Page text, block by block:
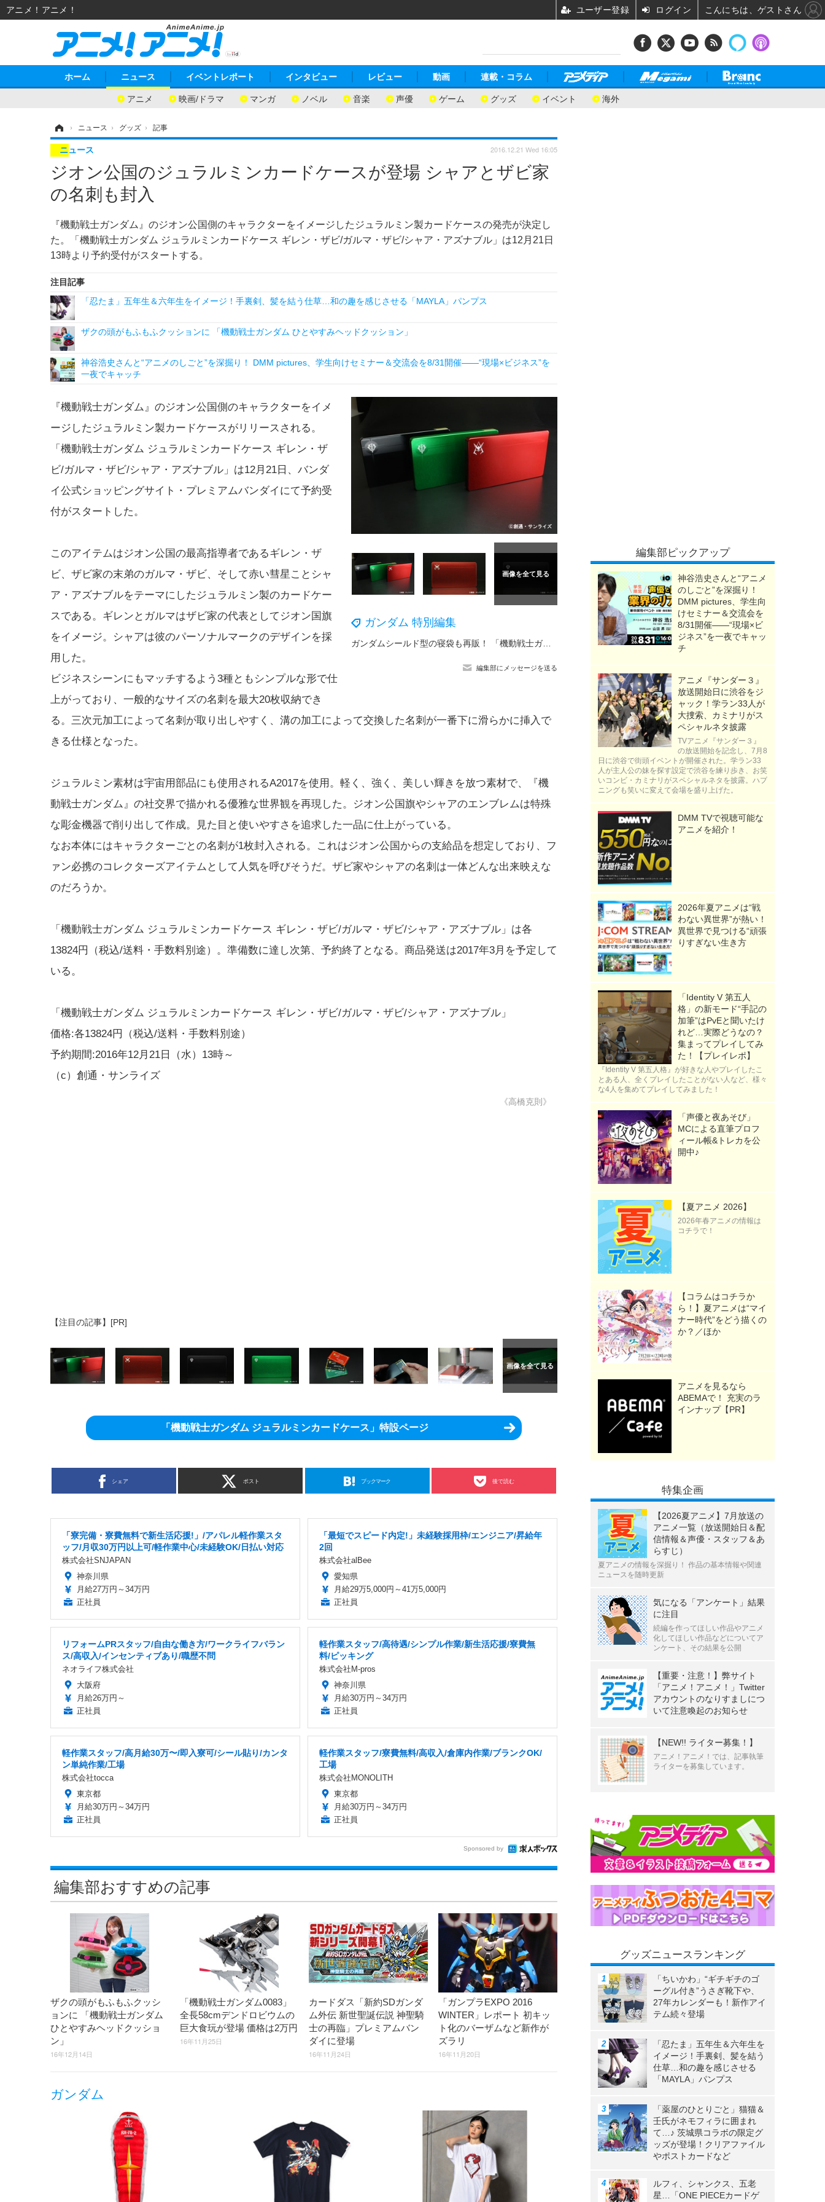
ホーム ニュース
アニメ 映画/ドラマ マンガ ノベル 音楽 声優 ゲーム グッズ イベント 海外
イベントレポート インタビュー レビュー 動画 連載・コラム
› ニュース › グッズ › 記事
ジオン公国のジュラルミンカードケースが登場 シャアとザビ家
の名刺も封入
『機動戦士ガンダム』のジオン公国側のキャラクターをイメージしたジュラルミン製カードケースの発売が決定し
た。「機動戦士ガンダム ジュラルミンカードケース ギレン・ザビ/ガルマ・ザビ/シャア・アズナブル」は12月21日
13時より予約受付がスタートする。
ニュース 2016.12.21 Wed 16:05
注目記事
「忍たま」五年生＆六年生をイメージ！手裏剣、髪を結う仕草…和の趣を感じさせる「MAYLA」パンプス
ザクの頭がもふもふクッションに 「機動戦士ガンダム ひとやすみヘッドクッション」
神谷浩史さんと“アニメのしごと”を深掘り！ DMM pictures、学生向けセミナー＆交流会を8/31開催――“現場×ビジネス”を
一夜でキャッチ
ガンダム 特別編集
ガンダムシールド型の寝袋も再販！ 「機動戦士ガンダム」アウトドアブランドNANGAとコラボしたアパレルがカッコいい！ 日常使いしやすいシンプルなデザイン
編集部にメッセージを送る
『機動戦士ガンダム』のジオン公国側のキャラクターをイメ
ージしたジュラルミン製カードケースがリリースされる。
「機動戦士ガンダム ジュラルミンカードケース ギレン・ザ
ビ/ガルマ・ザビ/シャア・アズナブル」は12月21日、バンダ
イ公式ショッピングサイト・プレミアムバンダイにて予約受
付がスタートした。
このアイテムはジオン公国の最高指導者であるギレン・ザ
ビ、ザビ家の末弟のガルマ・ザビ、そして赤い彗星ことシャ
ア・アズナブルをテーマにしたジュラルミン製のカードケー
スである。ギレンとガルマはザビ家の代表としてジオン国旗
をイメージ。シャアは彼のパーソナルマークのデザインを採
用した。
ビジネスシーンにもマッチするよう3種ともシンプルな形で仕
上がっており、一般的なサイズの名刺を最大20枚収納でき
る。三次元加工によって名刺が取り出しやすく、溝の加工によって交換した名刺が一番下に滑らかに挿入で
きる仕様となった。
ジュラルミン素材は宇宙用部品にも使用されるA2017を使用。軽く、強く、美しい輝きを放つ素材で、『機
動戦士ガンダム』の社交界で描かれる優雅な世界観を再現した。ジオン公国旗やシャアのエンブレムは特殊
な彫金機器で削り出して作成。見た目と使いやすさを追求した一品に仕上がっている。
なお本体にはキャラクターごとの名刺が1枚封入される。これはジオン公国からの支給品を想定しており、フ
ァン必携のコレクターズアイテムとして人気を呼びそうだ。ザビ家やシャアの名刺は一体どんな出来映えな
のだろうか。
「機動戦士ガンダム ジュラルミンカードケース ギレン・ザビ/ガルマ・ザビ/シャア・アズナブル」は各
13824円（税込/送料・手数料別途）。準備数に達し次第、予約終了となる。商品発送は2017年3月を予定して
いる。
「機動戦士ガンダム ジュラルミンカードケース ギレン・ザビ/ガルマ・ザビ/シャア・アズナブル」
価格:各13824円（税込/送料・手数料別途）
予約期間:2016年12月21日（水）13時～
（c）創通・サンライズ
《高橋克則》
【注目の記事】[PR]
「機動戦士ガンダム ジュラルミンカードケース」特設ページ
シェア ポスト ブックマーク 後で読む
「寮完備・寮費無料で新生活応援!」/アパレル軽作業スタ
ッフ/月収30万円以上可/軽作業中心/未経験OK/日払い対応
株式会社SNJAPAN
神奈川県
月給27万円～34万円
正社員
「最短でスピード内定!」未経験採用枠/エンジニア/昇給年
2回
株式会社alBee
愛知県
月給29万5,000円～41万5,000円
正社員
リフォームPRスタッフ/自由な働き方/ワークライフバラン
ス/高収入/インセンティブあり/職歴不問
ネオライフ株式会社
大阪府
月給26万円～
正社員
軽作業スタッフ/高待遇/シンプル作業/新生活応援/寮費無
料/ピッキング
株式会社M-pros
神奈川県
月給30万円～34万円
正社員
軽作業スタッフ/高月給30万〜/即入寮可/シール貼り/カンタ
ン単純作業/工場
株式会社tocca
東京都
月給30万円～34万円
正社員
軽作業スタッフ/寮費無料/高収入/倉庫内作業/ブランクOK/
工場
株式会社MONOLITH
東京都
月給30万円～34万円
正社員
Sponsored by
編集部おすすめの記事
ザクの頭がもふもふクッシ
ョンに 「機動戦士ガンダム
ひとやすみヘッドクッショ
ン」
16年12月14日
「機動戦士ガンダム0083」
全長58cmデンドロビウムの
巨大食玩が登場 価格は2万円
16年11月25日
カードダス「新約SDガンダ
ム外伝 新世聖誕伝説 神聖騎
士の再臨」プレミアムバン
ダイに登場
16年11月24日
「ガンプラEXPO 2016
WINTER」レポート 初キッ
ト化のバーザムなど新作が
ズラリ
16年11月20日
ガンダム
編集部ピックアップ
神谷浩史さんと“アニメ
のしごと”を深掘り！
DMM pictures、学生向
けセミナー＆交流会を
8/31開催――“現場×ビ
ジネス”を一夜でキャッ
チ
アニメ『サンダー３』
放送開始日に渋谷をジ
ャック！学ラン33人が
大捜索、カミナリがス
ペシャルネタ披露
TVアニメ『サンダー３』
の放送開始を記念し、7月8
日に渋谷で街頭イベントが開催された。学ラン33
人が主人公の妹を探す設定で渋谷を練り歩き、お笑
いコンビ・カミナリがスペシャルネタを披露。ハプ
ニングも笑いに変えて会場を盛り上げた。
DMM TVで視聴可能な
アニメを紹介！
2026年夏アニメは“戦
わない異世界”が熱い！
異世界で見つける“頑張
りすぎない生き方
「Identity V 第五人
格」の新モード“手記の
加筆”はPvEと聞いたけ
れど…実際どうなの？
集まってプレイしてみ
た！【プレイレポ】
『Identity V 第五人格』が好きな人やプレイしたこ
とある人、全くプレイしたことがない人など、様々
な4人を集めてプレイしてみました！
「声優と夜あそび」
MCによる直筆プロフ
ィール帳&トレカを公
開中♪
【夏アニメ 2026】
2026年春アニメの情報は
コチラで！
【コラムはコチラか
ら！】夏アニメは“マイ
ナー時代”をどう描くの
か？／ほか
アニメを見るなら
ABEMAで！ 充実のラ
インナップ【PR】
特集企画
【2026夏アニメ】7月放送の
アニメ一覧（放送開始日＆配
信情報＆声優・スタッフ＆あ
らすじ）
夏アニメの情報を深掘り！ 作品の基本情報や関連
ニュースを随時更新
気になる「アンケート」結果
に注目
続編を作ってほしい作品やアニメ
化してほしい作品などについてア
ンケート、その結果を公開
【重要・注意！】弊サイト
「アニメ！アニメ！」Twitter
アカウントのなりすましにつ
いて注意喚起のお知らせ
【NEW!! ライター募集！】
アニメ！アニメ！では、記事執筆
ライターを募集しています。
グッズニュースランキング
「ちいかわ」“ギチギチのゴ
ーグル付き”うさぎ靴下や、
27年カレンダーも！新作アイ
テム続々登場
「忍たま」五年生＆六年生を
イメージ！手裏剣、髪を結う
仕草…和の趣を感じさせる
「MAYLA」パンプス
「薬屋のひとりごと」猫猫＆
壬氏がネモフィラに囲まれ
て…♪ 茨城県コラボの限定グ
ッズが登場！クリアファイル
やポストカードなど
ルフィ、シャンクス、五老
星…「ONE PIECEカードゲ
アニメ！アニメ！ ユーザー登録 ログイン こんにちは、ゲストさん